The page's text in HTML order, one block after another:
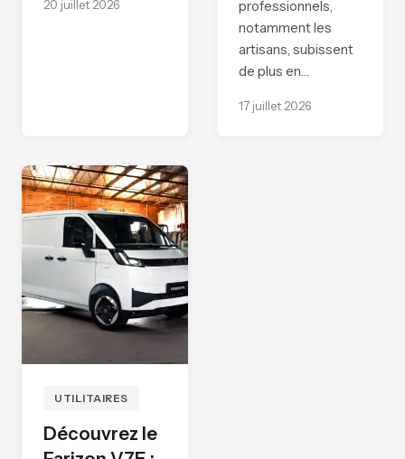
20 juillet 2026
professionnels,
notamment les
artisans, subissent
de plus en…
17 juillet 2026
UTILITAIRES
Découvrez le